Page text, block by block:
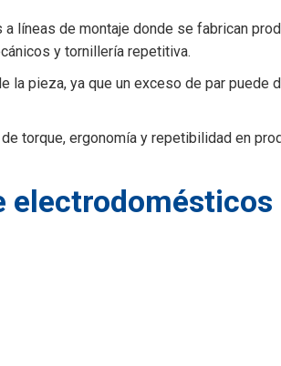
líneas de montaje donde se fabrican
y tornillería repetitiva.
la pieza, ya que un exceso de par puede
torque, ergonomía y repetibilidad en
electrodomésticos